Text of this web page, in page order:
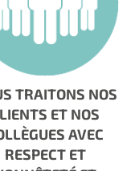
TRAITONS NOS
ET NOS
AVEC
RESPECT ET